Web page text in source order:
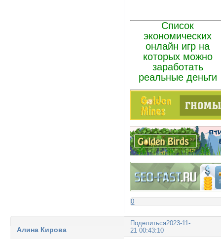
Список
экономических
онлайн игр на
которых можно
заработать
реальные деньги
0
Поделиться2023-11-
21 00:43:10
Алина Кирова